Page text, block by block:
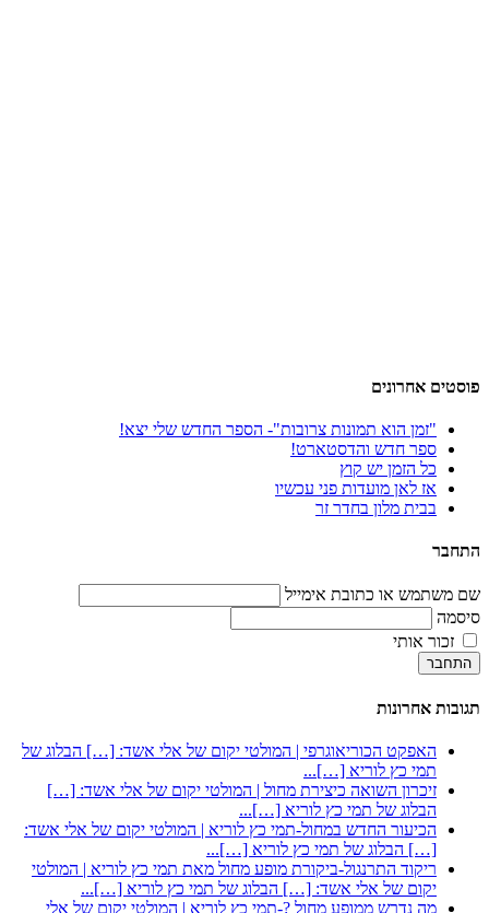
פוסטים אחרונים
"זמן הוא תמונות צרובות"- הספר החדש שלי יצא!
ספר חדש והדסטארט!
כל הזמן יש קוץ
אז לאן מועדות פני עכשיו
בבית מלון בחדר זר
התחבר
שם משתמש או כתובת אימייל
סיסמה
זכור אותי
התחבר
תגובות אחרונות
האפקט הכוריאוגרפי | המולטי יקום של אלי אשד: […] הבלוג של
תמי כץ לוריא […]...
זיכרון השואה כיצירת מחול | המולטי יקום של אלי אשד: […]
הבלוג של תמי כץ לוריא […]...
הכיעור החדש במחול-תמי כץ לוריא | המולטי יקום של אלי אשד:
[…] הבלוג של תמי כץ לוריא […]...
ריקוד התרנגול-ביקורת מופע מחול מאת תמי כץ לוריא | המולטי
יקום של אלי אשד: […] הבלוג של תמי כץ לוריא […]...
מה נדרש ממופע מחול ?-תמי כץ לוריא | המולטי יקום של אלי